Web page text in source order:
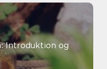
Introduktion og